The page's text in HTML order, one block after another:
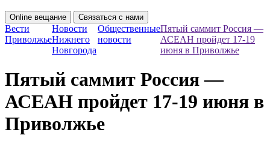
Online вещание Связаться с нами
Вести
Приволжье
Новости
Нижнего
Новгорода
Общественные
новости
Пятый саммит Россия —
АСЕАН пройдет 17-19
июня в Приволжье
Пятый саммит Россия —
АСЕАН пройдет 17-19 июня в
Приволжье